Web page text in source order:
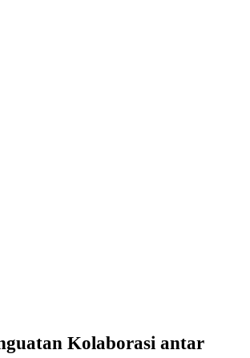
Kolaborasi antar